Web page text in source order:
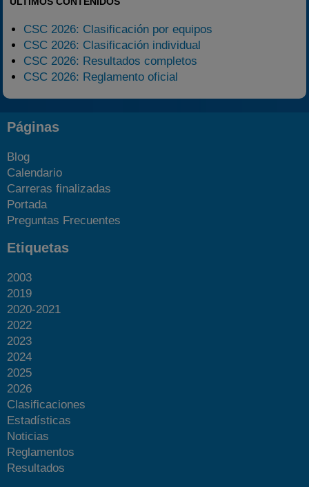
CSC 2026: Clasificación por equipos
CSC 2026: Clasificación individual
CSC 2026: Resultados completos
CSC 2026: Reglamento oficial
Páginas
Blog
Calendario
Carreras finalizadas
Portada
Preguntas Frecuentes
Etiquetas
2003
2019
2020-2021
2022
2023
2024
2025
2026
Clasificaciones
Estadísticas
Noticias
Reglamentos
Resultados